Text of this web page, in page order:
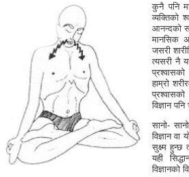
कुनै पनि
व्यक्तिको
आनन्दको
मानसिक
जसरी
त्यसरी नै
हाम्रो
प्रश्वासको
विज्ञान
सानो-
विज्ञान वा
सुक्ष्म हुन्छ
यही
विज्ञानको